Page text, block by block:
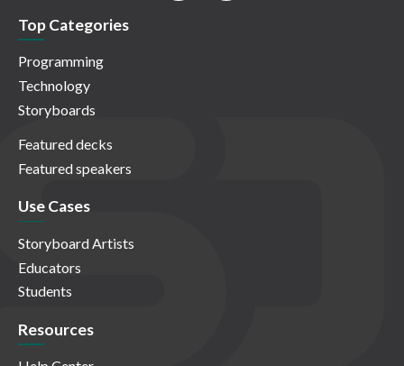
Top Categories
Programming
Technology
Storyboards
Featured decks
Featured speakers
Use Cases
Storyboard Artists
Educators
Students
Resources